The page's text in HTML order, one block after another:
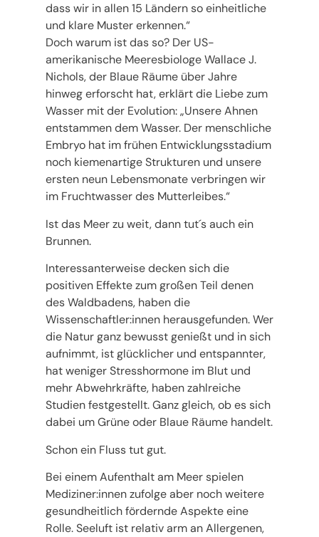
dass wir in allen 15 Ländern so einheitliche
und klare Muster erkennen.“
Doch warum ist das so? Der US-
amerikanische Meeresbiologe Wallace J.
Nichols, der Blaue Räume über Jahre
hinweg erforscht hat, erklärt die Liebe zum
Wasser mit der Evolution: „Unsere Ahnen
entstammen dem Wasser. Der menschliche
Embryo hat im frühen Entwicklungsstadium
noch kiemenartige Strukturen und unsere
ersten neun Lebensmonate verbringen wir
im Fruchtwasser des Mutterleibes.“
Ist das Meer zu weit, dann tut´s auch ein
Brunnen.
Interessanterweise decken sich die
positiven Effekte zum großen Teil denen
des Waldbadens, haben die
Wissenschaftler:innen herausgefunden. Wer
die Natur ganz bewusst genießt und in sich
aufnimmt, ist glücklicher und entspannter,
hat weniger Stresshormone im Blut und
mehr Abwehrkräfte, haben zahlreiche
Studien festgestellt. Ganz gleich, ob es sich
dabei um Grüne oder Blaue Räume handelt.
Schon ein Fluss tut gut.
Bei einem Aufenthalt am Meer spielen
Mediziner:innen zufolge aber noch weitere
gesundheitlich fördernde Aspekte eine
Rolle. Seeluft ist relativ arm an Allergenen,